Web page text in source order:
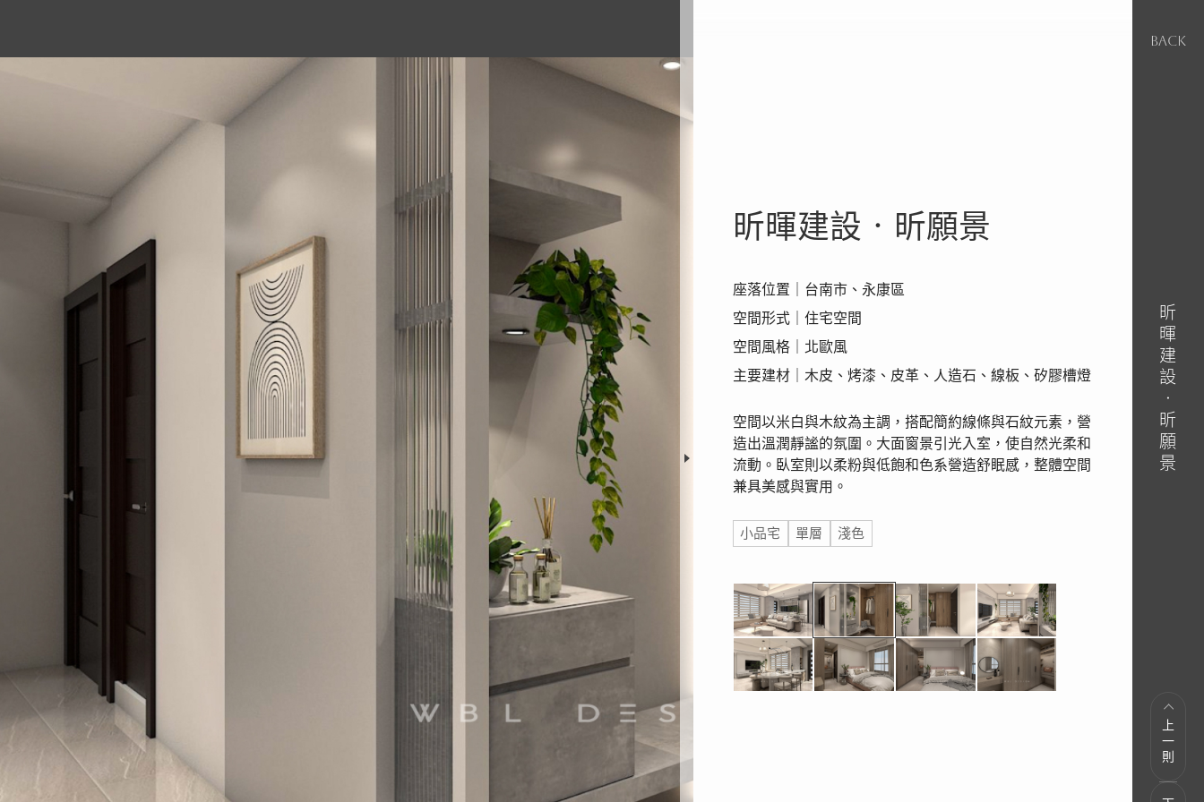
昕暉建設‧昕願景
BACK
上一則
昕暉建設‧昕願景
座落位置｜台南市、永康區
空間形式｜住宅空間
空間風格｜北歐風
主要建材｜木皮、烤漆、皮革、人造石、線板、矽膠槽燈
空間以米白與木紋為主調，搭配簡約線條與石紋元素，營
造出溫潤靜謐的氛圍。大面窗景引光入室，使自然光柔和
流動。臥室則以柔粉與低飽和色系營造舒眠感，整體空間
兼具美感與實用。
標籤
小品宅 單層 淺色